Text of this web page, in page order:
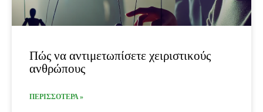
Πώς να αντιμετωπίσετε χειριστικούς
ανθρώπους
ΠΕΡΙΣΣΟΤΕΡΑ »